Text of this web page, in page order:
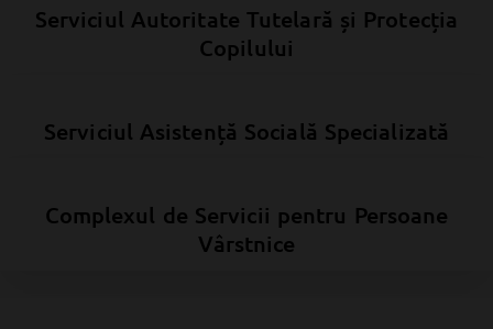
Serviciul Autoritate Tutelară și Protecția
Copilului
Serviciul Asistență Socială Specializată
Complexul de Servicii pentru Persoane
Vârstnice